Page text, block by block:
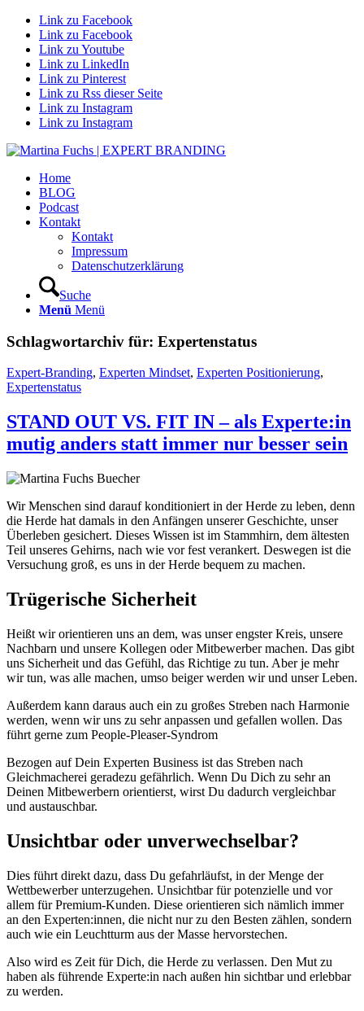
Link zu Facebook
Link zu Facebook
Link zu Youtube
Link zu LinkedIn
Link zu Pinterest
Link zu Rss dieser Seite
Link zu Instagram
Link zu Instagram
Home
BLOG
Podcast
Kontakt
Kontakt
Impressum
Datenschutzerklärung
Suche
Menü Menü
Schlagwortarchiv für: Expertenstatus
Expert-Branding, Experten Mindset, Experten Positionierung,
Expertenstatus
STAND OUT VS. FIT IN – als Experte:in
mutig anders statt immer nur besser sein
Wir Menschen sind darauf konditioniert in der Herde zu leben, denn
die Herde hat damals in den Anfängen unserer Geschichte, unser
Überleben gesichert. Dieses Wissen ist im Stammhirn, dem ältesten
Teil unseres Gehirns, nach wie vor fest verankert. Deswegen ist die
Versuchung groß, es uns in der Herde bequem zu machen.
Trügerische Sicherheit
Heißt wir orientieren uns an dem, was unser engster Kreis, unsere
Nachbarn und unsere Kollegen oder Mitbewerber machen. Das gibt
uns Sicherheit und das Gefühl, das Richtige zu tun. Aber je mehr
wir tun, was alle machen, umso beiger werden wir und unser Leben.
Außerdem kann daraus auch ein zu großes Streben nach Harmonie
werden, wenn wir uns zu sehr anpassen und gefallen wollen. Das
führt gerne zum People-Pleaser-Syndrom
Bezogen auf Dein Experten Business ist das Streben nach
Gleichmacherei geradezu gefährlich. Wenn Du Dich zu sehr an
Deinen Mitbewerbern orientierst, wirst Du dadurch vergleichbar
und austauschbar.
Unsichtbar oder unverwechselbar?
Dies führt direkt dazu, dass Du gefahrläufst, in der Menge der
Wettbewerber unterzugehen. Unsichtbar für potenzielle und vor
allem für Premium-Kunden. Diese orientieren sich nämlich immer
an den Experten:innen, die nicht nur zu den Besten zählen, sondern
auch wie ein Leuchtturm aus der Masse hervorstechen.
Also wird es Zeit für Dich, die Herde zu verlassen. Den Mut zu
haben als führende Experte:in nach außen hin sichtbar und erlebbar
zu werden.